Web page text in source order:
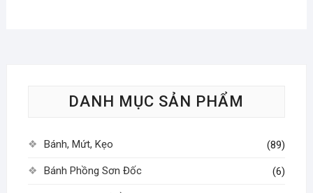
DANH MỤC SẢN PHẨM
Bánh, Mứt, Kẹo (89)
Bánh Phồng Sơn Đốc (6)